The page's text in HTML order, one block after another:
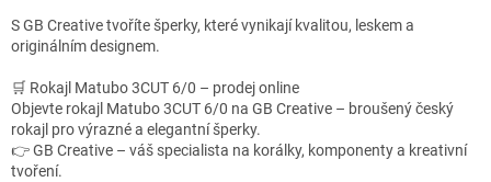
S GB Creative tvoříte šperky, které vynikají kvalitou, leskem a
originálním designem.
🛒 Rokajl Matubo 3CUT 6/0 – prodej online
Objevte rokajl Matubo 3CUT 6/0 na GB Creative – broušený český
rokajl pro výrazné a elegantní šperky.
👉 GB Creative – váš specialista na korálky, komponenty a kreativní
tvoření.